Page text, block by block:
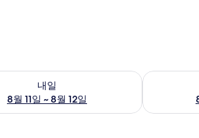
내일
8월 11일 ~ 8월 12일
능 여부 확인, 8월 11일 ~ 8월 12일이번 주말